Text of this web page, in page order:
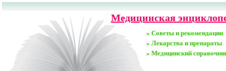
Медицинская
» Советы и рекомендации
» Лекарства и препараты
» Медицинский